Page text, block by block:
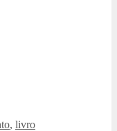
, livro